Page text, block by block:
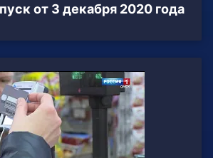
от 3 декабря 2020 года